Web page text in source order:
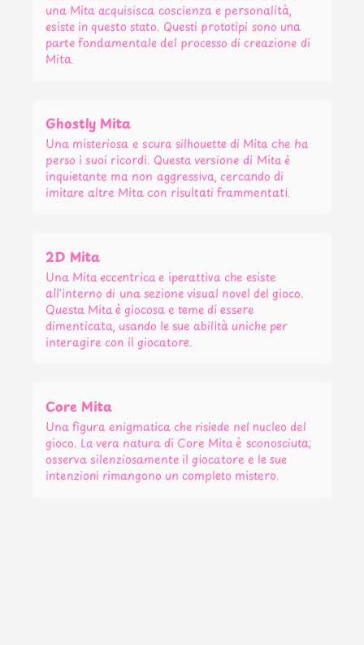
una Mita acquisisca coscienza e personalità,
esiste in questo stato. Questi prototipi sono una
parte fondamentale del processo di creazione di
Mita.
Ghostly Mita
Una misteriosa e scura silhouette di Mita che ha
perso i suoi ricordi. Questa versione di Mita è
inquietante ma non aggressiva, cercando di
imitare altre Mita con risultati frammentati.
2D Mita
Una Mita eccentrica e iperattiva che esiste
all'interno di una sezione visual novel del gioco.
Questa Mita è giocosa e teme di essere
dimenticata, usando le sue abilità uniche per
interagire con il giocatore.
Core Mita
Una figura enigmatica che risiede nel nucleo del
gioco. La vera natura di Core Mita è sconosciuta;
osserva silenziosamente il giocatore e le sue
intenzioni rimangono un completo mistero.